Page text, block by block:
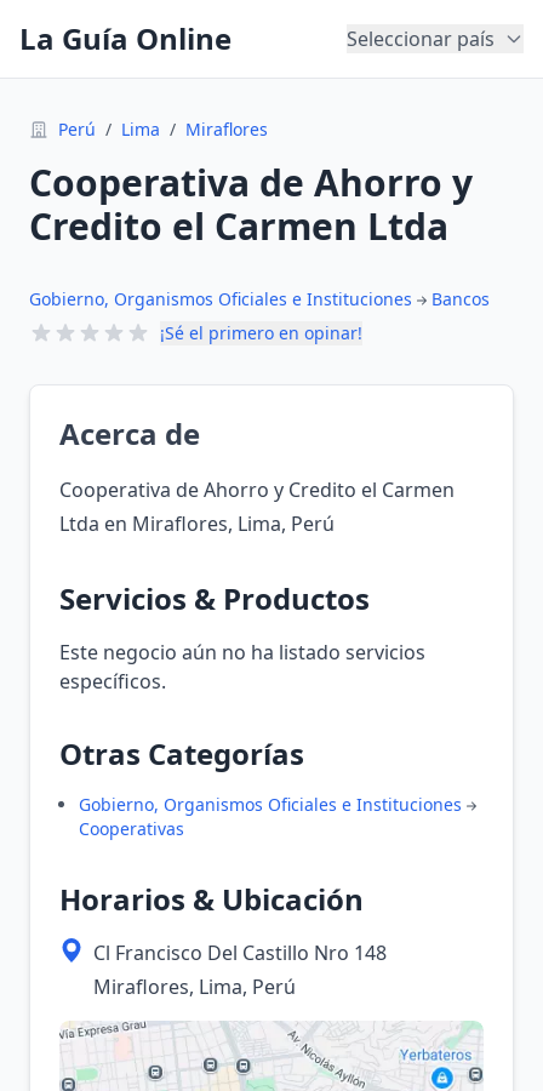
La Guía Online Seleccionar país
Perú / Lima / Miraflores
Cooperativa de Ahorro y
Credito el Carmen Ltda
Gobierno, Organismos Oficiales e Instituciones
Bancos
¡Sé el primero en opinar!
Acerca de
Cooperativa de Ahorro y Credito el Carmen
Ltda en Miraflores, Lima, Perú
Servicios & Productos
Este negocio aún no ha listado servicios
específicos.
Otras Categorías
Gobierno, Organismos Oficiales e Instituciones
Cooperativas
Horarios & Ubicación
Cl Francisco Del Castillo Nro 148
Miraflores, Lima, Perú